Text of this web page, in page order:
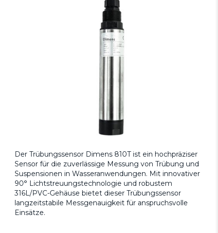
Der Trübungssensor Dimens 810T ist ein hochpräziser
Sensor für die zuverlässige Messung von Trübung und
Suspensionen in Wasseranwendungen. Mit innovativer
90° Lichtstreuungstechnologie und robustem
316L/PVC-Gehäuse bietet dieser Trübungssensor
langzeitstabile Messgenauigkeit für anspruchsvolle
Einsätze.